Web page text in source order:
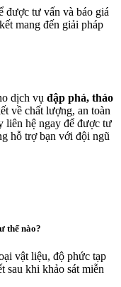
được tư vấn và báo giá
mang đến giải pháp
dịch vụ đập phá, tháo
về chất lượng, an toàn
liên hệ ngay để được tư
hỗ trợ bạn với đội ngũ
thế nào?
vật liệu, độ phức tạp
sau khi khảo sát miễn